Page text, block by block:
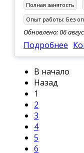
Полная занятость
Опыт работы: Без
Обновлено: 06
Подробнее
В начало
Назад
1
2
3
4
5
6